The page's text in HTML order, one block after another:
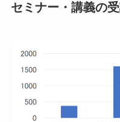
セミナー・講義の